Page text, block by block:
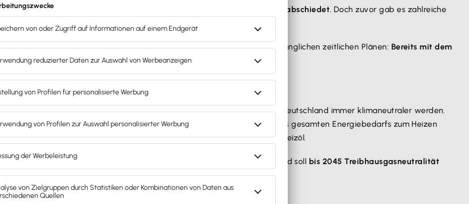
bekannt, wurde verabschiedet. Doch zuvor gab es zahlreiche
– die nach wie vor anhalten.
2023 mit dem Beschluss des GEG befasste, blieb es bei den ursprünglichen zeitlichen Plänen: Bereits mit dem
durch das Heizungsgesetz in Kraft getreten
(GEG) soll dieEnergiewende im Wärmebereichvorangetrieben und Deutschland immer klimaneutraler werden.
und Klimaschutz (BMWK) wird in Deutschland mehr als ein Drittel des gesamten Energiebedarfs zum Heizen
Knapp die Hälfte der Haushalte heizt mit Erdgas, ein Viertel mit Heizöl.
dass weniger fossile Energie importiert werden muss. Deutschland soll bis 2045 Treibhausgasneutralität
Heizungsgesetz? Hier ein kurzer Überblick: